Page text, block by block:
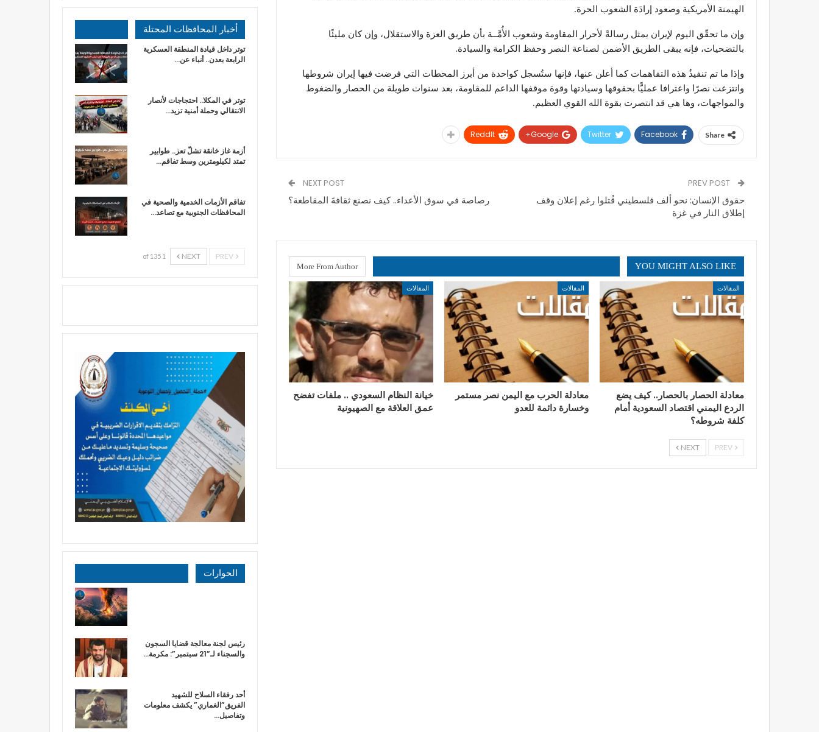
الهيمنة الأمريكية وصعود إرادَة الشعوب الحرة.
وإن ما تحقّق اليوم لإيران يمثل رسالةً لأحرار المقاومة وشعوب الأُمَّــة بأن طريق العزة والاستقلال، وإن كان مليئًا
بالتضحيات، فإنه يبقى الطريق الأضمن لصناعة النصر وحفظ الكرامة والسيادة.
وإذا ما تم تنفيذُ هذه التفاهمات كما أعلن عنها، فإنها ستُسجل كواحدة من أبرز المحطات التي فرضت فيها إيران شروطها
وانتزعت نصرًا واعترافا عمليًّا بحقوقها وسيادتها وقوة موقفها الداعم للمقاومة، بعد سنوات طويلة من الحصار والضغوط
والمواجهات، وها هي قد انتصرت بقوة الله القوي العظيم.
Share
Facebook
Twitter
Google+
ReddIt
حقوق الإنسان: نحو ألف فلسطيني قُتلوا رغم إعلان وقف
إطلاق النار في غزة
NEXT POST
رصاصة في سوق الأعداء.. كيف نصنع ثقافةَ المقاطعة؟
YOU MIGHT ALSO LIKE
More From Author
المقالات
معادلة الحصار بالحصار.. كيف يضع
الردع اليمني اقتصاد السعودية أمام
كلفة شروطه؟
المقالات
​معادلة الحرب مع اليمن نصر مستمر
وخسارة دائمة للعدو
المقالات
خيانة النظام السعودي .. ملفات تفضح
عمق العلاقة مع الصهيونية
NEXT
أخبار المحافظات المحتلة
توتر داخل قيادة المنطقة العسكرية
الرابعة بعدن.. أنباء عن…
توتر في المكلا.. احتجاجات لأنصار
الانتقالي وحملة أمنية تزيد…
أزمة غاز خانقة تشلّ تعز.. طوابير
تمتد لكيلومترين وسط تفاقم…
تفاقم الأزمات الخدمية والصحية في
المحافظات الجنوبية مع تصاعد…
NEXT
1 of 135
الحوارات
رئيس لجنة معالجة قضايا السجون
والسجناء لـ”21 سبتمبر”: مكرمة…
أحد رفقاء السلاح للشهيد
الفريق”الغماري” يكشف معلومات
وتفاصيل…